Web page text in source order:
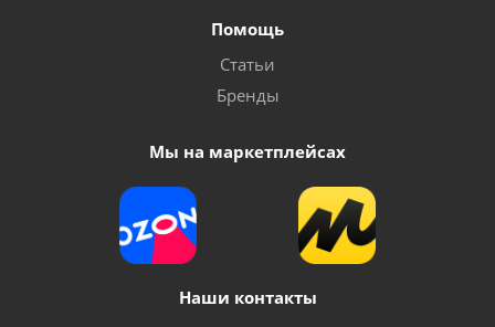
Помощь
Статьи
Бренды
Мы на маркетплейсах
Наши контакты